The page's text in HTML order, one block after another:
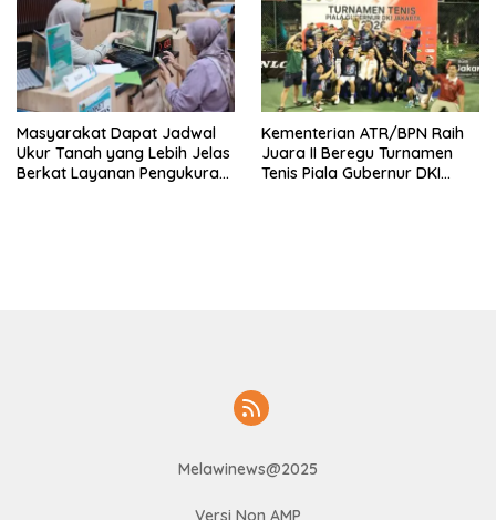
Masyarakat Dapat Jadwal
Ukur Tanah yang Lebih Jelas
Berkat Layanan Pengukuran
Kementerian ATR/BPN Raih
Juara II Beregu Turnamen
Tenis Piala Gubernur DKI
Melawinews@2025
Versi Non AMP